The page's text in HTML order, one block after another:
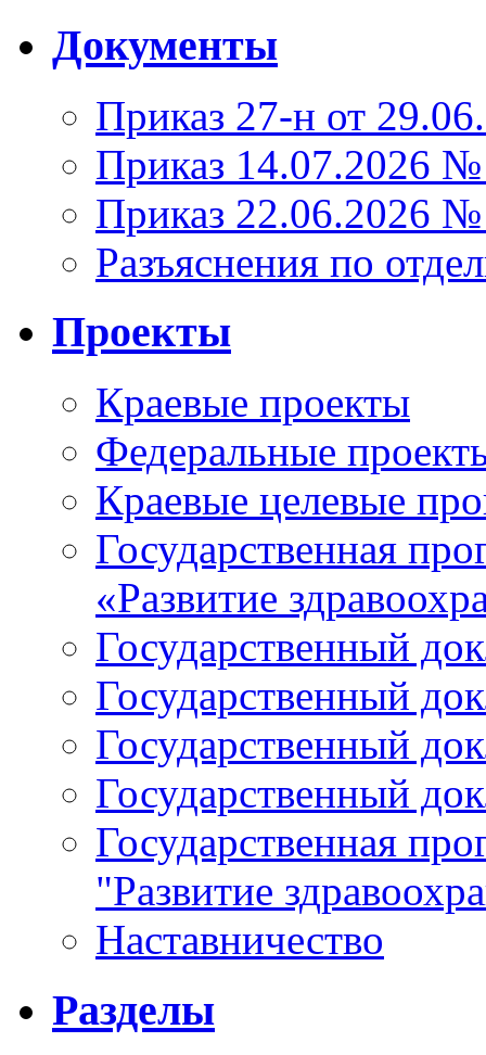
Документы
Приказ 27-н от
Приказ 14.07.2026
Приказ 22.06.2026
Разъяснения по
Проекты
Краевые проекты
Федеральные
Краевые целевые
Государственная
«Развитие
Государственный
Государственный
Государственный
Государственный
Государственная
"Развитие
Наставничество
Разделы